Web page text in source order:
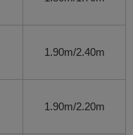
1.90m/2.40m
1.90m/2.20m